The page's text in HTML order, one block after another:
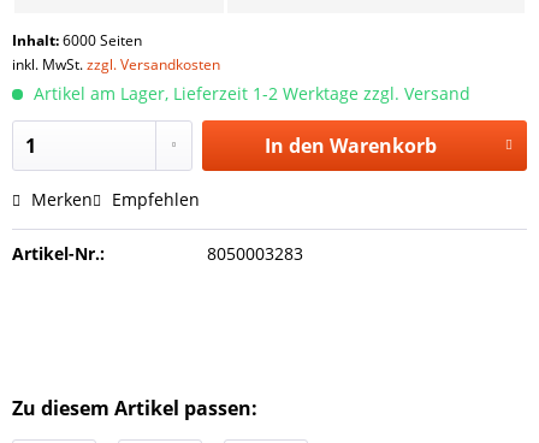
Inhalt:6000 Seiten
inkl. MwSt.zzgl. Versandkosten
Artikel am Lager, Lieferzeit 1-2 Werktage zzgl. Versand
In den Warenkorb
Merken Empfehlen
Artikel-Nr.: 8050003283
Zu diesem Artikel passen: